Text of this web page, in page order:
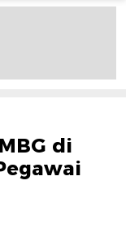
di